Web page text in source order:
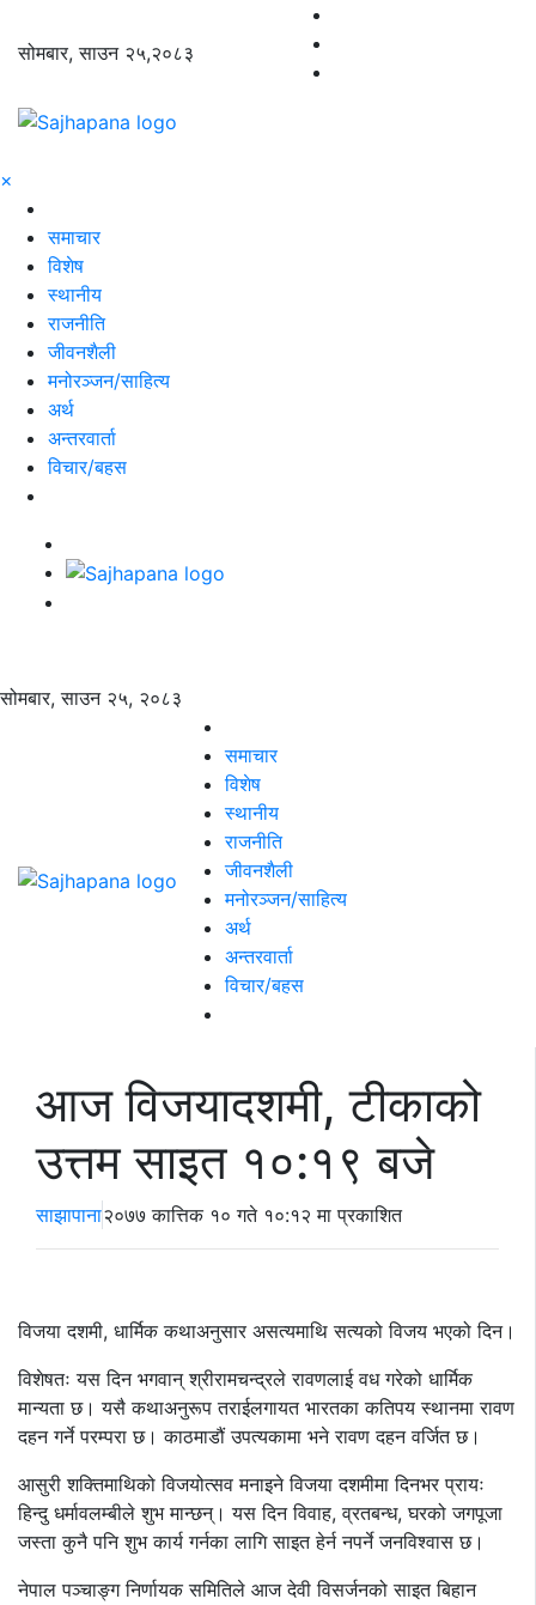
सोमबार, साउन २५,२०८३
×
समाचार
विशेष
स्थानीय
राजनीति
जीवनशैली
मनोरञ्जन/साहित्य
अर्थ
अन्तरवार्ता
विचार/बहस
सोमबार, साउन २५, २०८३
समाचार
विशेष
स्थानीय
राजनीति
जीवनशैली
मनोरञ्जन/साहित्य
अर्थ
अन्तरवार्ता
विचार/बहस
आज विजयादशमी, टीकाको
उत्तम साइत १०:१९ बजे
साझापाना२०७७ कात्तिक १० गते १०:१२ मा प्रकाशित
विजया दशमी, धार्मिक कथाअनुसार असत्यमाथि सत्यको विजय भएको दिन।
विशेषतः यस दिन भगवान् श्रीरामचन्द्रले रावणलाई वध गरेको धार्मिक
मान्यता छ। यसै कथाअनुरूप तराईलगायत भारतका कतिपय स्थानमा रावण
दहन गर्ने परम्परा छ। काठमाडौं उपत्यकामा भने रावण दहन वर्जित छ।
आसुरी शक्तिमाथिको विजयोत्सव मनाइने विजया दशमीमा दिनभर प्रायः
हिन्दु धर्मावलम्बीले शुभ मान्छन्। यस दिन विवाह, व्रतबन्ध, घरको जगपूजा
जस्ता कुनै पनि शुभ कार्य गर्नका लागि साइत हेर्न नपर्ने जनविश्वास छ।
नेपाल पञ्चाङ्ग निर्णायक समितिले आज देवी विसर्जनको साइत बिहान